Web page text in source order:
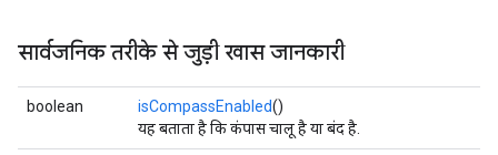
सार्वजनिक तरीके से जुड़ी खास जानकारी
boolean isCompassEnabled()
यह बताता है कि कंपास चालू है या बंद है.